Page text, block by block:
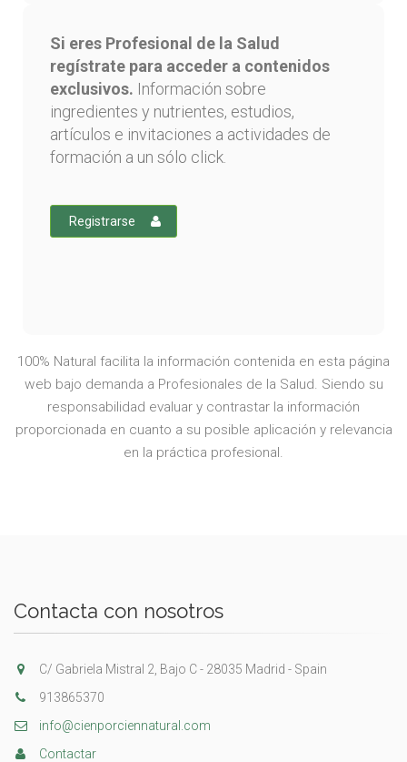
Si eres Profesional de la Salud
regístrate para acceder a contenidos
exclusivos. Información sobre
ingredientes y nutrientes, estudios,
artículos e invitaciones a actividades de
formación a un sólo click.
Registrarse
100% Natural facilita la información contenida en esta página
web bajo demanda a Profesionales de la Salud. Siendo su
responsabilidad evaluar y contrastar la información
proporcionada en cuanto a su posible aplicación y relevancia
en la práctica profesional.
Contacta con nosotros
C/ Gabriela Mistral 2, Bajo C - 28035 Madrid - Spain
913865370
info@cienporciennatural.com
Contactar